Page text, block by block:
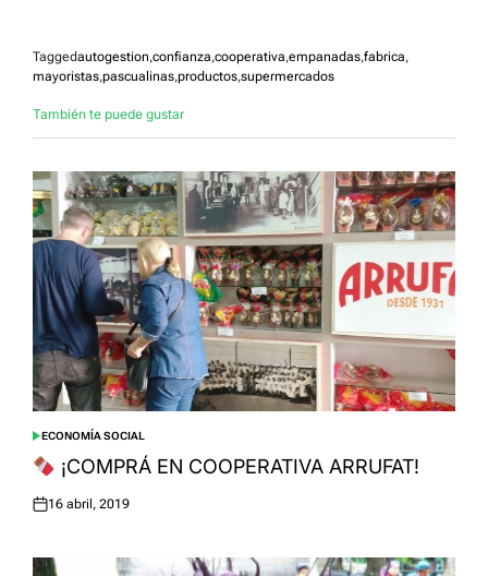
Taggedautogestion,confianza,cooperativa,empanadas,fabrica,
mayoristas,pascualinas,productos,supermercados
También te puede gustar
POSTED
IN
ECONOMÍA SOCIAL
¡COMPRÁ EN COOPERATIVA ARRUFAT!
Posted
16 abril, 2019